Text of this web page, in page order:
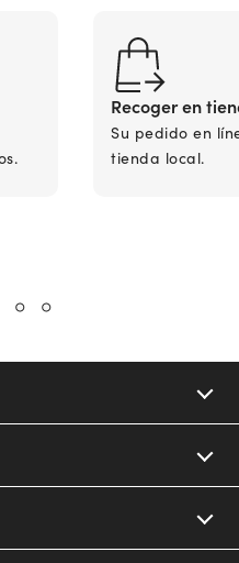
Recoger en
Su pedido en
tienda local.